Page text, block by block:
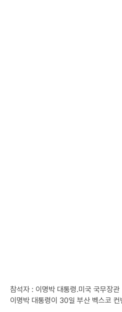
참석자 : 이명박 대통령.미국 국무장관
이명박 대통령이 30일 부산 벡스코